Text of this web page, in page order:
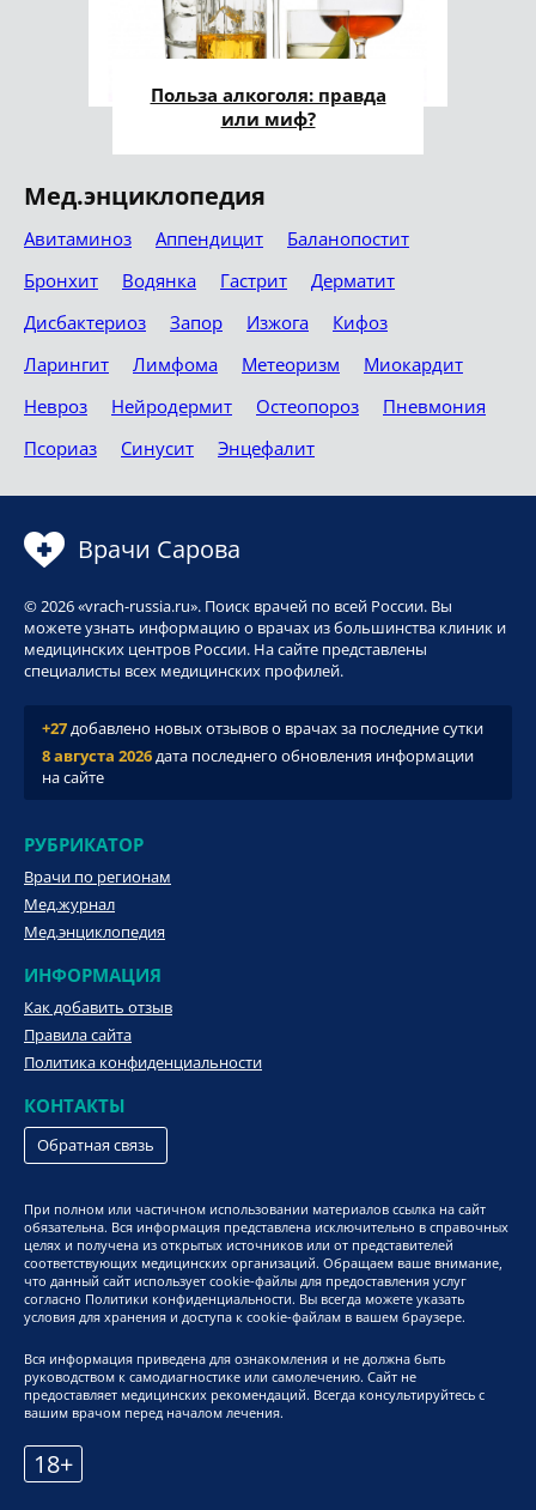
Польза алкоголя: правда
или миф?
Мед.энциклопедия
Авитаминоз Аппендицит
Баланопостит
Бронхит
Водянка Гастрит
Дерматит
Дисбактериоз
Запор Изжога
Кифоз
Ларингит
Лимфома Метеоризм
Миокардит
Невроз
Нейродермит Остеопороз
Пневмония
Псориаз
Синусит Энцефалит
Врачи Сарова
© 2026 «vrach-russia.ru». Поиск врачей по всей России. Вы
можете узнать информацию о врачах из большинства клиник и
медицинских центров России. На сайте представлены
специалисты всех медицинских профилей.
+27добавлено новых отзывов о врачах за последние сутки
8 августа 2026дата последнего обновления информации
на сайте
РУБРИКАТОР
Врачи по регионам
Мед.журнал
Мед.энциклопедия
ИНФОРМАЦИЯ
Как добавить отзыв
Правила сайта
Политика конфиденциальности
КОНТАКТЫ
Обратная связь
При полном или частичном использовании материалов ссылка на сайт
обязательна. Вся информация представлена исключительно в справочных
целях и получена из открытых источников или от представителей
соответствующих медицинских организаций. Обращаем ваше внимание,
что данный сайт использует cookie-файлы для предоставления услуг
согласно Политики конфиденциальности. Вы всегда можете указать
условия для хранения и доступа к cookie-файлам в вашем браузере.
Вся информация приведена для ознакомления и не должна быть
руководством к самодиагностике или самолечению. Сайт не
предоставляет медицинских рекомендаций. Всегда консультируйтесь с
вашим врачом перед началом лечения.
18+